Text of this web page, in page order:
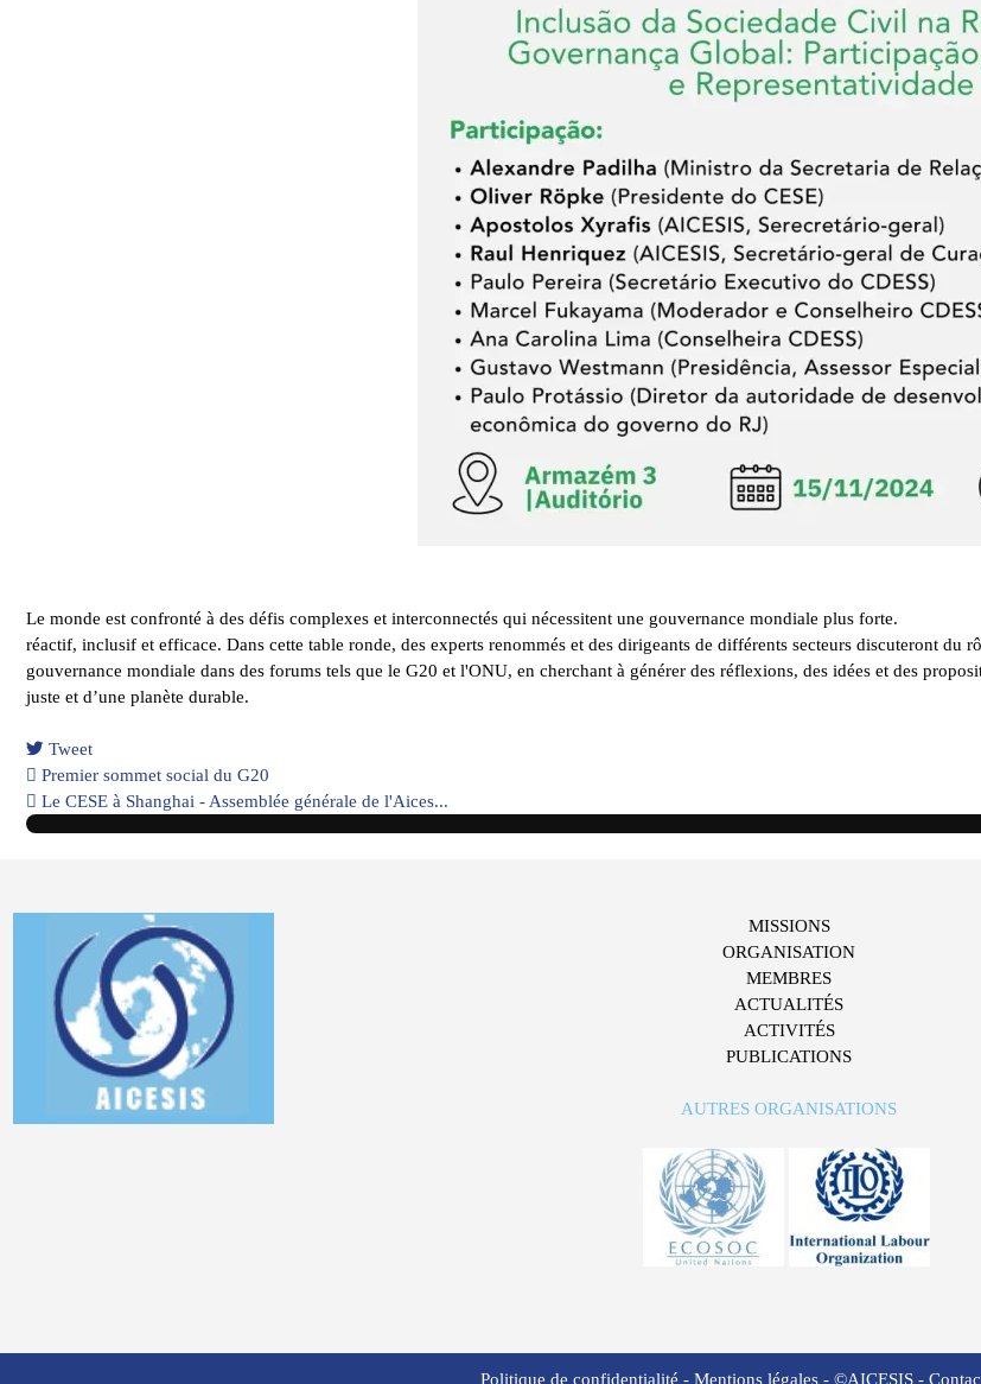
Le monde est confronté à des défis complexes et interconnectés qui nécessitent une gouvernance mondiale plus forte.
réactif, inclusif et efficace. Dans cette table ronde, des experts renommés et des dirigeants de différents secteurs discuteront du
gouvernance mondiale dans des forums tels que le G20 et l'ONU, en cherchant à générer des réflexions, des idées et des
juste et d’une planète durable.
Tweet
pinterest
Premier sommet social du G20
Le CESE à Shanghai - Assemblée générale de l'Aices...
MISSIONS
ORGANISATION
MEMBRES
ACTUALITÉS
ACTIVITÉS
PUBLICATIONS
AUTRES ORGANISATIONS
Politique de confidentialité - Mentions légales - ©AICESIS -